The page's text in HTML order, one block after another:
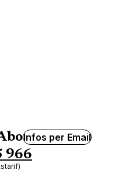
Infos per Email
966